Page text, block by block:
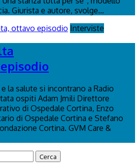
Giurista e autore, svolge...
Interviste
la salute si incontrano a Radio
ospiti Adam Jmili Direttore
di Ospedale Cortina, Enzo
di Ospedale Cortina e Stefano
Cortina. GVM Care &